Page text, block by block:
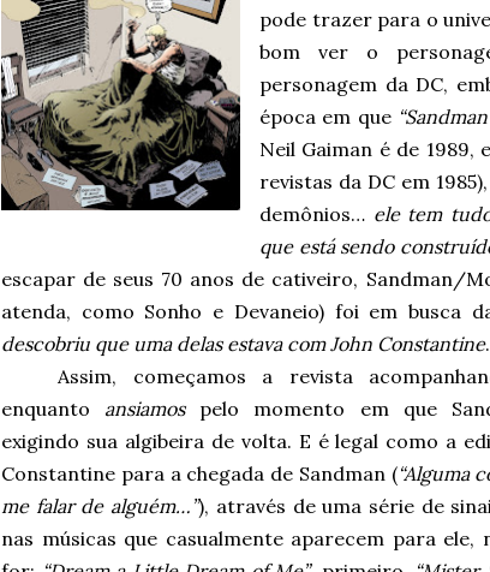
pode trazer para o
bom ver o
personagem da DC,
época em que
Neil Gaiman é de 1989,
revistas da DC em
demônios… ele tem
que está sendo
escapar de seus 70 anos de cativeiro, Sandman/
atenda, como Sonho e Devaneio) foi em busca
descobriu que uma delas estava com John Constantine.
Assim, começamos a revista
enquanto ansiamospelo momento em que
exigindo sua algibeira de volta. E é legal como a
Constantine para a chegada de Sandman (“Alguma
me falar de alguém…”), através de uma série de
nas músicas que casualmente aparecem para ele,